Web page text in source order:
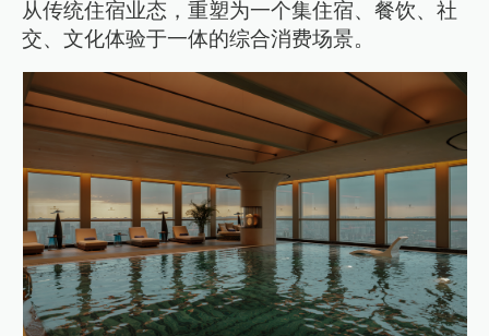
从传统住宿业态，重塑为一个集住宿、餐饮、社
交、文化体验于一体的综合消费场景。